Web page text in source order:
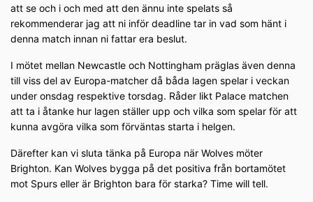
att se och i och med att den ännu inte spelats så
rekommenderar jag att ni inför deadline tar in vad som hänt i
denna match innan ni fattar era beslut.
I mötet mellan Newcastle och Nottingham präglas även denna
till viss del av Europa-matcher då båda lagen spelar i veckan
under onsdag respektive torsdag. Råder likt Palace matchen
att ta i åtanke hur lagen ställer upp och vilka som spelar för att
kunna avgöra vilka som förväntas starta i helgen.
Därefter kan vi sluta tänka på Europa när Wolves möter
Brighton. Kan Wolves bygga på det positiva från bortamötet
mot Spurs eller är Brighton bara för starka? Time will tell.